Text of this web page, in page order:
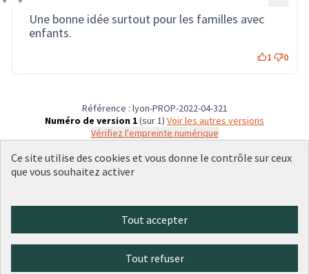
Une bonne idée surtout pour les familles avec
enfants.
1 0
Référence : lyon-PROP-2022-04-321
Numéro de version 1(sur 1)
voir les autres versions
Vérifiez l'empreinte numérique
(Lien externe)
(Lien externe)
(Lien externe)
(Lien externe)
(Lien externe)
Ce site utilise des cookies et vous donne le contrôle sur ceux
que vous souhaitez activer
Tout accepter
Tout refuser